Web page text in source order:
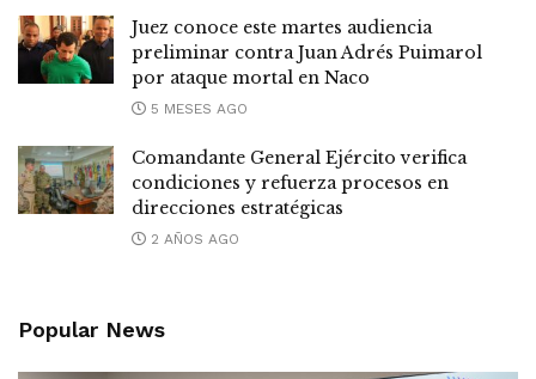
Juez conoce este martes audiencia
preliminar contra Juan Adrés Puimarol
por ataque mortal en Naco
5 MESES AGO
Comandante General Ejército verifica
condiciones y refuerza procesos en
direcciones estratégicas
2 AÑOS AGO
Popular News